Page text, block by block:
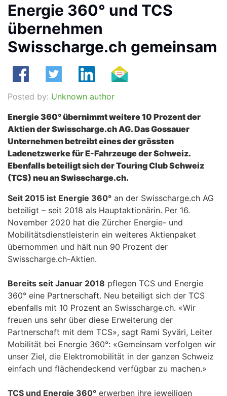
Energie 360° und TCS
übernehmen
Swisscharge.ch gemeinsam
Posted by: Unknown author
Energie 360° übernimmt weitere 10 Prozent der
Aktien der Swisscharge.ch AG. Das Gossauer
Unternehmen betreibt eines der grössten
Ladenetzwerke für E-Fahrzeuge der Schweiz.
Ebenfalls beteiligt sich der Touring Club Schweiz
(TCS) neu an Swisscharge.ch.
Seit 2015 ist Energie 360° an der Swisscharge.ch AG
beteiligt – seit 2018 als Hauptaktionärin. Per 16.
November 2020 hat die Zürcher Energie- und
Mobilitätsdienstleisterin ein weiteres Aktienpaket
übernommen und hält nun 90 Prozent der
Swisscharge.ch-Aktien.
Bereits seit Januar 2018 pflegen TCS und Energie
360° eine Partnerschaft. Neu beteiligt sich der TCS
ebenfalls mit 10 Prozent an Swisscharge.ch. «Wir
freuen uns sehr über diese Erweiterung der
Partnerschaft mit dem TCS», sagt Rami Syväri, Leiter
Mobilität bei Energie 360°: «Gemeinsam verfolgen wir
unser Ziel, die Elektromobilität in der ganzen Schweiz
einfach und flächendeckend verfügbar zu machen.»
TCS und Energie 360° erwerben ihre jeweiligen